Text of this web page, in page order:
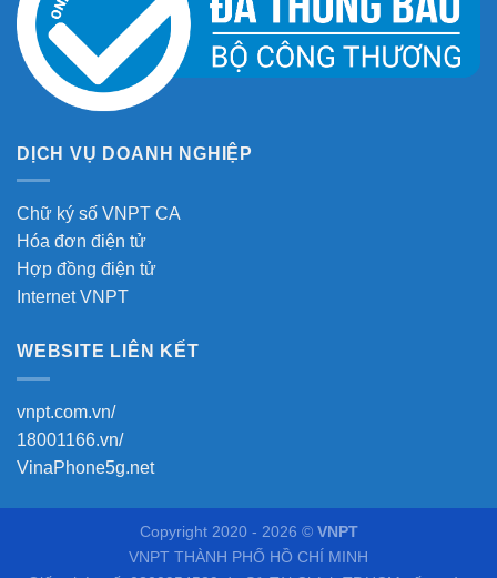
DỊCH VỤ DOANH NGHIỆP
Chữ ký số VNPT CA
Hóa đơn điện tử
Hợp đồng điện tử
Internet VNPT
WEBSITE LIÊN KẾT
vnpt.com.vn/
18001166.vn/
VinaPhone5g.net
Copyright 2020 - 2026 © VNPT
VNPT THÀNH PHỐ HỒ CHÍ MINH